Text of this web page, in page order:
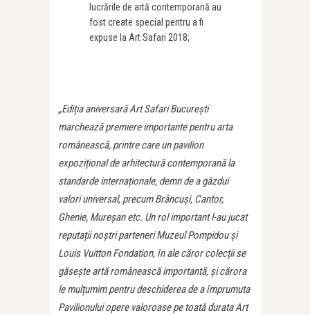
lucrările de artă contemporană au
fost create special pentru a fi
expuse la Art Safari 2018;
„Ediția aniversară Art Safari București
marchează premiere importante pentru arta
românească, printre care un pavilion
expozițional de arhitectură contemporană la
standarde internaționale, demn de a găzdui
valori universal, precum Brâncuși, Cantor,
Ghenie, Mureșan etc. Un rol important l-au jucat
reputații noștri parteneri Muzeul Pompidou și
Louis Vuitton Fondation, în ale căror colecții se
găsește artă românească importantă, și cărora
le mulțumim pentru deschiderea de a împrumuta
Pavilionului opere valoroase pe toată durata Art